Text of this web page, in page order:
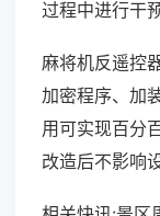
过程中进行干
麻将机反遥控
加密程序、加
用可实现百分
改造后不影响